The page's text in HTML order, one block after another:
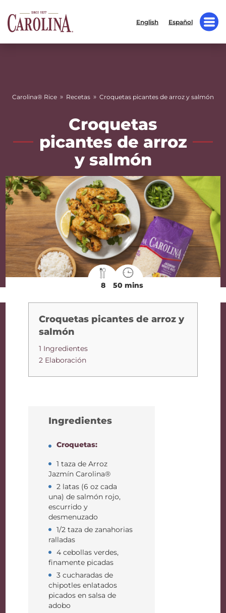
English Español
Carolina® Rice » Recetas » Croquetas picantes de arroz y salmón
Croquetas
picantes de arroz
y salmón
8 50 mins
Croquetas picantes de arroz y
salmón
1 Ingredientes
2 Elaboración
Ingredientes
Croquetas:
1 taza de Arroz
Jazmín Carolina®
2 latas (6 oz cada
una) de salmón rojo,
escurrido y
desmenuzado
1/2 taza de zanahorias
ralladas
4 cebollas verdes,
finamente picadas
3 cucharadas de
chipotles enlatados
picados en salsa de
adobo